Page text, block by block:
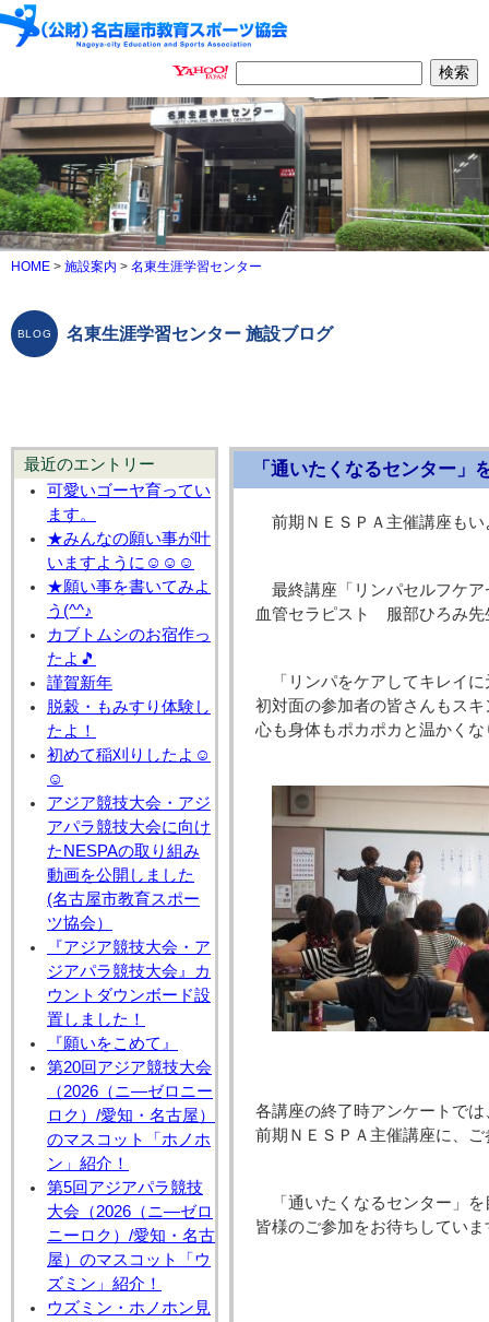
HOME > 施設案内 > 名東生涯学習センター
名東生涯学習センター 施設ブログ
最近のエントリー
可愛いゴーヤ育ってい
ます。
★みんなの願い事が叶
いますように☺☺☺
★願い事を書いてみよ
う(^^♪
カブトムシのお宿作っ
たよ🎵
謹賀新年
脱穀・もみすり体験し
たよ！
初めて稲刈りしたよ☺
☺
アジア競技大会・アジ
アパラ競技大会に向け
たNESPAの取り組み
動画を公開しました
(名古屋市教育スポー
ツ協会）
『アジア競技大会・ア
ジアパラ競技大会』カ
ウントダウンボード設
置しました！
『願いをこめて』
第20回アジア競技大会
（2026（ニ―ゼロニー
ロク）/愛知・名古屋）
のマスコット「ホノホ
ン」紹介！
第5回アジアパラ競技
大会（2026（ニ―ゼロ
ニーロク）/愛知・名古
屋）のマスコット「ウ
ズミン」紹介！
ウズミン・ホノホン見
「通いたくなるセンター
前期ＮＥＳＰＡ主催講座も
最終講座「リンパセルフケ
血管セラピスト 服部ひろみ先
「リンパをケアしてキレイ
初対面の参加者の皆さんもス
心も身体もポカポカと温かく
各講座の終了時アンケートで
前期ＮＥＳＰＡ主催講座に、
「通いたくなるセンター」
皆様のご参加をお待ちしていま